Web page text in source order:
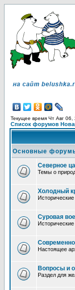
Текущее время Чт Авг
Список форумов
Основные
Северное
Темы о
Холодный
Суровая
Настоящее
Вопросы и
Раздел для